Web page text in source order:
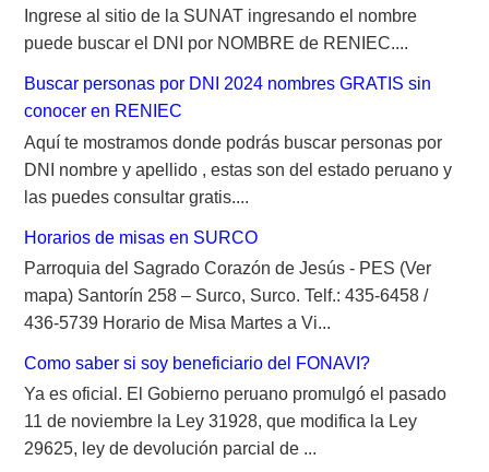
Ingrese al sitio de la SUNAT ingresando el nombre
puede buscar el DNI por NOMBRE de RENIEC....
Buscar personas por DNI 2024 nombres GRATIS sin
conocer en RENIEC
Aquí te mostramos donde podrás buscar personas por
DNI nombre y apellido , estas son del estado peruano y
las puedes consultar gratis....
Horarios de misas en SURCO
Parroquia del Sagrado Corazón de Jesús - PES (Ver
mapa) Santorín 258 – Surco, Surco. Telf.: 435-6458 /
436-5739 Horario de Misa Martes a Vi...
Como saber si soy beneficiario del FONAVI?
Ya es oficial. El Gobierno peruano promulgó el pasado
11 de noviembre la Ley 31928, que modifica la Ley
29625, ley de devolución parcial de ...